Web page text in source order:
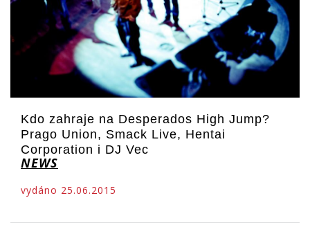
Kdo zahraje na Desperados High Jump?
Prago Union, Smack Live, Hentai
Corporation i DJ Vec
NEWS
vydáno 25.06.2015